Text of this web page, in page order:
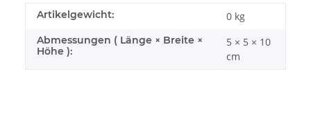
Artikelgewicht: 0 kg
Abmessungen ( Länge × Breite ×
Höhe ):
5 × 5 × 10
cm